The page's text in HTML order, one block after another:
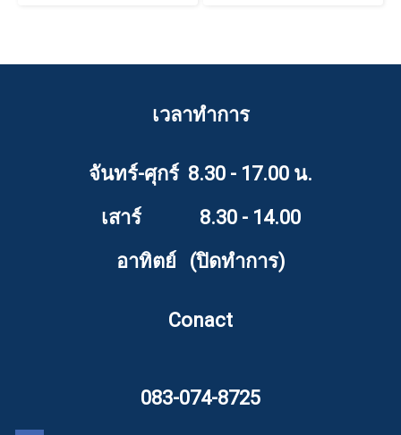
เวลาทำการ
จันทร์-ศุกร์ 8.30 - 17.00 น.
เสาร์ 8.30 - 14.00
อาทิตย์ (ปิดทำการ)
Conact
083-074-8725